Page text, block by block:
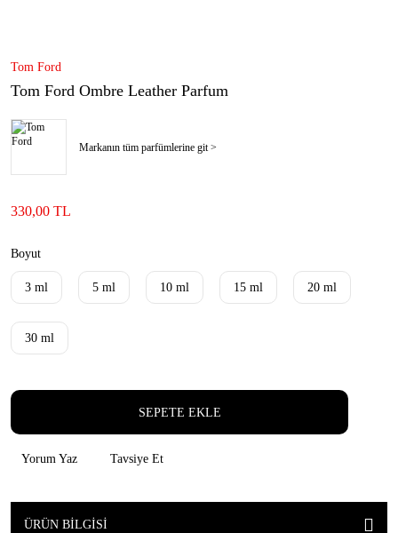
Tom Ford
Tom Ford Ombre Leather Parfum
Markanın tüm parfümlerine git >
330,00 TL
Boyut
3 ml 5 ml 10 ml 15 ml 20 ml
30 ml
SEPETE EKLE
Yorum Yaz Tavsiye Et
ÜRÜN BILGISI